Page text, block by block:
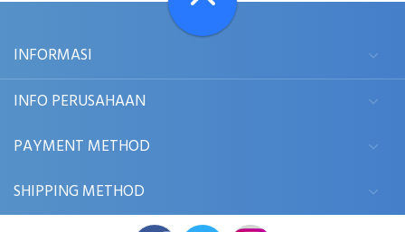
INFORMASI
INFO PERUSAHAAN
PAYMENT METHOD
SHIPPING METHOD